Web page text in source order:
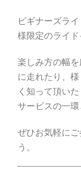
ビギナーズラ
様限定のライド
楽しみ方の幅
に走れたり、
く知って頂い
サービスの一環
ぜひお気軽に
う。